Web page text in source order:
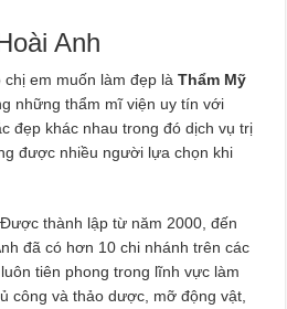
Anh
chị em muốn làm đẹp làThẩm Mỹ
những thẩm mĩ viện uy tín với
đẹp khác nhau trong đó dịch vụ trị
được nhiều người lựa chọn khi
Được thành lập từ năm 2000, đến
đã có hơn 10 chi nhánh trên các
tiên phong trong lĩnh vực làm
công và thảo dược, mỡ động vật,